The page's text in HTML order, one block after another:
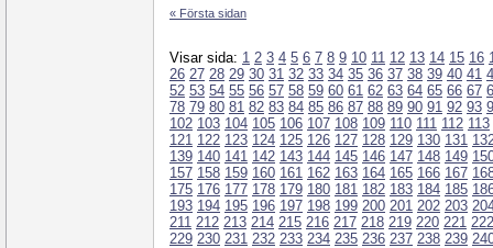
« Första sidan
Visar sida: 1 2 3 4 5 6 7 8 9 10 11 12 13 14 15 16
26 27 28 29 30 31 32 33 34 35 36 37 38 39 40 41
52 53 54 55 56 57 58 59 60 61 62 63 64 65 66 67
78 79 80 81 82 83 84 85 86 87 88 89 90 91 92 93
102 103 104 105 106 107 108 109 110 111 112 113
121 122 123 124 125 126 127 128 129 130 131
139 140 141 142 143 144 145 146 147 148 149
157 158 159 160 161 162 163 164 165 166 167
175 176 177 178 179 180 181 182 183 184 185
193 194 195 196 197 198 199 200 201 202 203
211 212 213 214 215 216 217 218 219 220 221 222
229 230 231 232 233 234 235 236 237 238 239